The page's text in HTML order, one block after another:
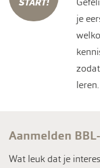
je
leren.
Aanmelden
Wat leuk dat je